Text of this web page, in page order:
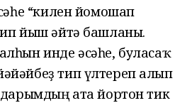
“килен йомошап
йыш әйтә башланы.
инде әсәһе, буласаҡ
тип үлтереп алып
ата йортон тик